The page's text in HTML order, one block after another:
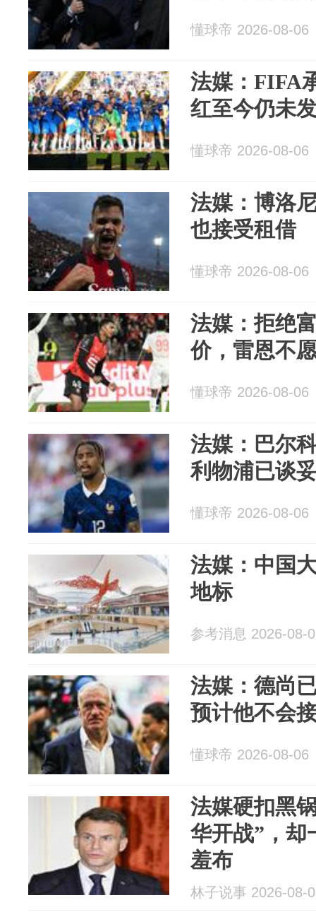
懂球帝 2026-08-06
法媒：FIFA
红至今仍未
懂球帝 2026-08-06
法媒：博洛
也接受租借
懂球帝 2026-08-06
法媒：拒绝
价，雷恩不
懂球帝 2026-08-06
法媒：巴尔
利物浦已谈
懂球帝 2026-08-06
法媒：中国
地标
参考消息 2026-08-
法媒：德尚
预计他不会
懂球帝 2026-08-06
法媒硬扣黑
华开战”，却
羞布
林子说事 2026-08-